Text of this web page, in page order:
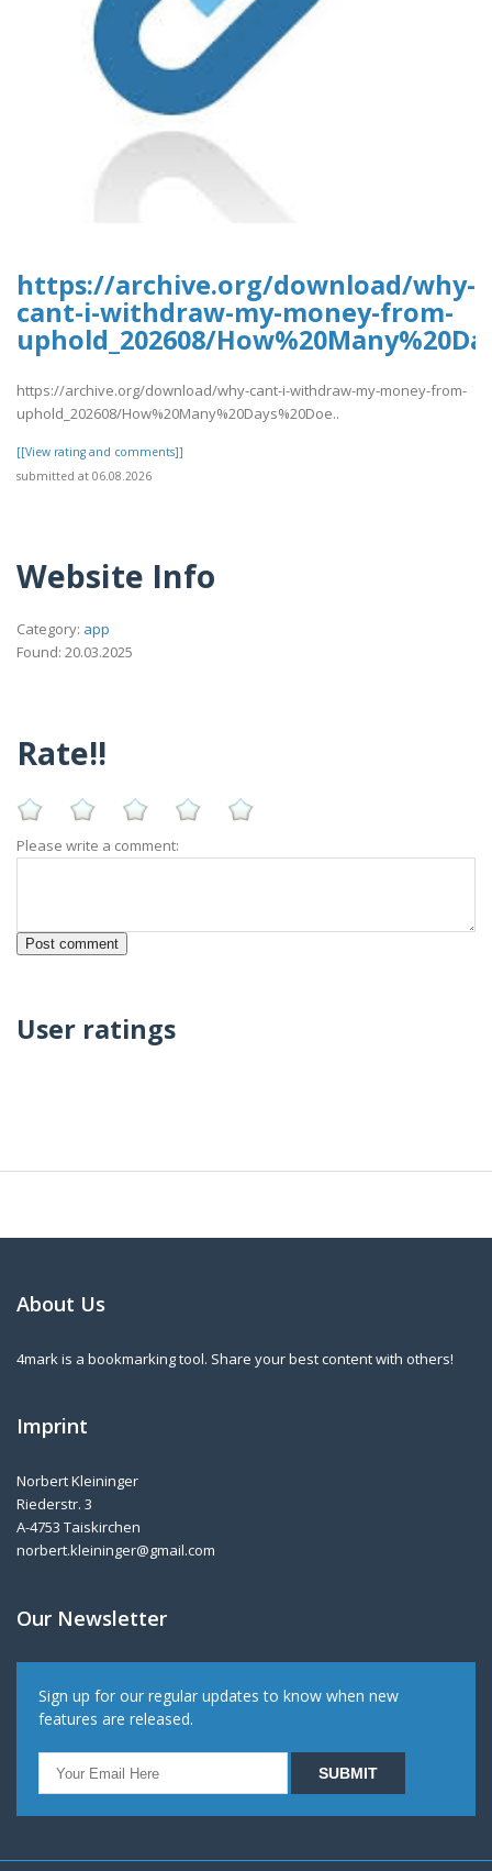
https://archive.org/download/why-
cant-i-withdraw-my-money-from-
uphold_202608/
https://archive.org/download/why-cant-i-withdraw-my-money-from-
uphold_202608/How%20Many%20Days%20Doe..
[[View rating and comments]]
submitted at 06.08.2026
Website Info
Category: app
Found: 20.03.2025
Rate!!
Please write a comment:
User ratings
About Us
4mark is a bookmarking tool. Share your best content with others!
Imprint
Norbert Kleininger
Riederstr. 3
A-4753 Taiskirchen
norbert.kleininger@gmail.com
Our Newsletter
Sign up for our regular updates to know when new
features are released.